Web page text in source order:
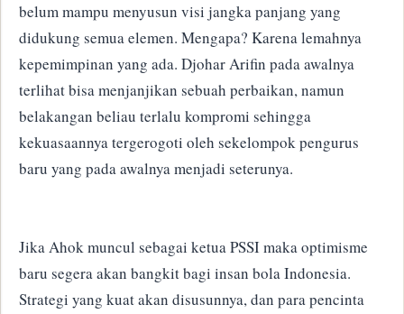
belum mampu menyusun visi jangka panjang yang
didukung semua elemen. Mengapa? Karena lemahnya
kepemimpinan yang ada. Djohar Arifin pada awalnya
terlihat bisa menjanjikan sebuah perbaikan, namun
belakangan beliau terlalu kompromi sehingga
kekuasaannya tergerogoti oleh sekelompok pengurus
baru yang pada awalnya menjadi seterunya.
Jika Ahok muncul sebagai ketua PSSI maka optimisme
baru segera akan bangkit bagi insan bola Indonesia.
Strategi yang kuat akan disusunnya, dan para pencinta